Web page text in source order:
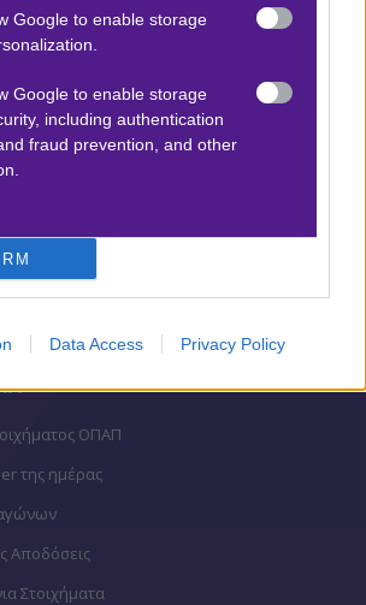
Google to enable storage
Google to enable storage
including authentication
fraud prevention, and other
Data Access Privacy Policy
Aγγλία – Premier league
Γερμανίας – Bundesliga
Ιταλίας- Serie A
ΟΠΑΠ
της ημέρας
Αποδόσεις
Στοιχήματα